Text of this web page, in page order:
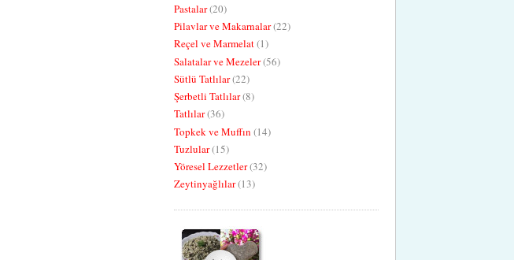
Pastalar(20)
Pilavlar ve Makarnalar(22)
Reçel ve Marmelat(1)
Salatalar ve Mezeler(56)
Sütlü Tatlılar(22)
Şerbetli Tatlılar(8)
Tatlılar(36)
Topkek ve Muffın (14)
Tuzlular(15)
Yöresel Lezzetler(32)
Zeytinyağlılar(13)